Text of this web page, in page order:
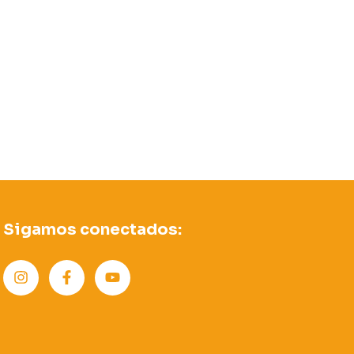
Sigamos conectados: